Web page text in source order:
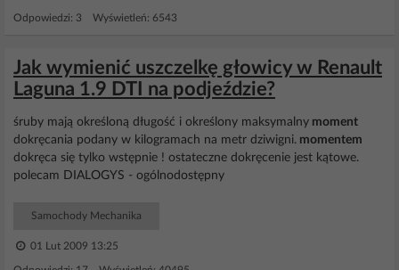
Odpowiedzi: 3 Wyświetleń: 6543
Jak wymienić uszczelkę głowicy w Renault
Laguna 1.9 DTI na podjeździe?
śruby mają określoną długość i określony maksymalny moment
dokręcania podany w kilogramach na metr dziwigni. momentem
dokręca się tylko wstępnie ! ostateczne dokręcenie jest kątowe.
polecam DIALOGYS - ogólnodostępny
Samochody Mechanika
01 Lut 2009 13:25